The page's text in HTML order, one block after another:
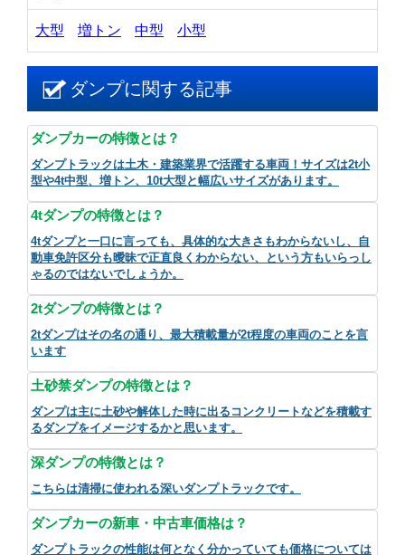
大型 増トン 中型 小型
ダンプに関する記事
ダンプカーの特徴とは？
ダンプトラックは土木・建築業界で活躍する車両！サイズは2t小
型や4t中型、増トン、10t大型と幅広いサイズがあります。
4tダンプの特徴とは？
4tダンプと一口に言っても、具体的な大きさもわからないし、自
動車免許区分も曖昧で正直良くわからない、という方もいらっし
ゃるのではないでしょうか。
2tダンプの特徴とは？
2tダンプはその名の通り、最大積載量が2t程度の車両のことを言
います
土砂禁ダンプの特徴とは？
ダンプは主に土砂や解体した時に出るコンクリートなどを積載す
るダンプをイメージするかと思います。
深ダンプの特徴とは？
こちらは清掃に使われる深いダンプトラックです。
ダンプカーの新車・中古車価格は？
ダンプトラックの性能は何となく分かっていても価格については